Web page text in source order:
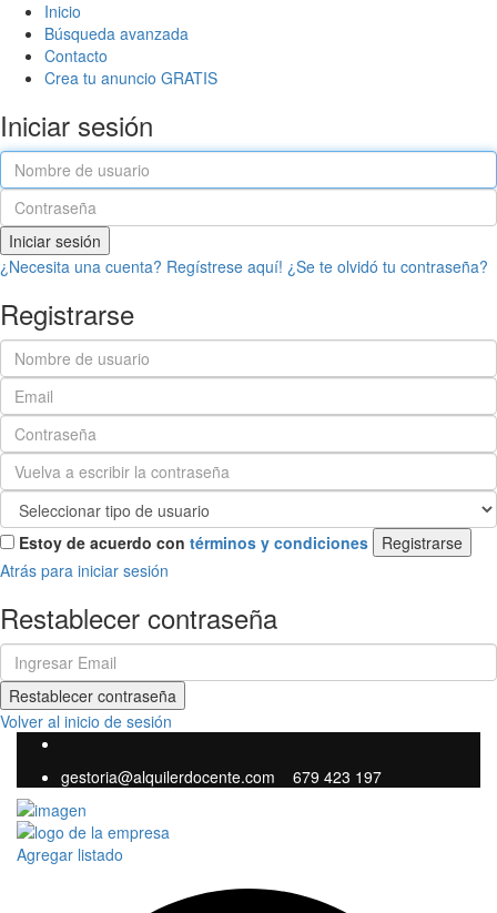
Inicio
Búsqueda avanzada
Contacto
Crea tu anuncio GRATIS
Iniciar sesión
Iniciar sesión
¿Necesita una cuenta? Regístrese aquí! ¿Se te olvidó tu contraseña?
Registrarse
Estoy de acuerdo con términos y condiciones
Registrarse
Atrás para iniciar sesión
Restablecer contraseña
Restablecer contraseña
Volver al inicio de sesión
gestoria@alquilerdocente.com 679 423 197
Agregar listado